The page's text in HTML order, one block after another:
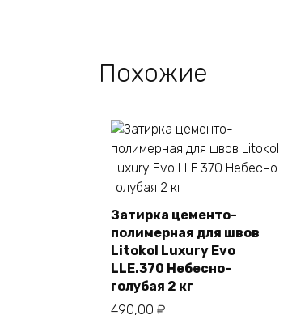
Похожие
В корзину
Затирка цементо-
полимерная для швов
Litokol Luxury Evo
LLE.370 Небесно-
голубая 2 кг
490,00 ₽